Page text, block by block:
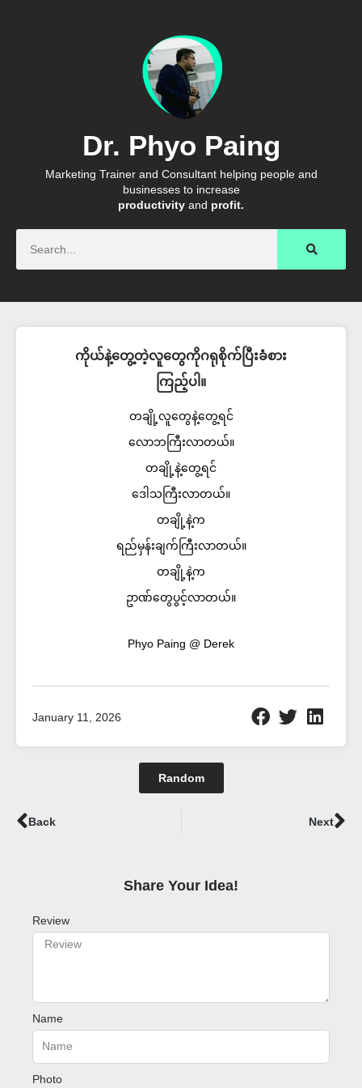
Dr. Phyo Paing
Marketing Trainer and Consultant helping people and
businesses to increase
productivity and profit.
ကိုယ်နဲ့တွေ့တဲ့လူတွေကိုဂရုစိုက်ပြီးခံစား
ကြည့်ပါ။
တချို့လူတွေနဲ့တွေ့ရင်
လောဘကြီးလာတယ်။
တချို့နဲ့တွေ့ရင်
ဒေါသကြီးလာတယ်။
တချို့နဲ့က
ရည်မှန်းချက်ကြီးလာတယ်။
တချို့နဲ့က
ဥာဏ်တွေပွင့်လာတယ်။
Phyo Paing @ Derek
January 11, 2026
Random
Prev
Back Next
Share Your Idea!​
Review
Name
Photo